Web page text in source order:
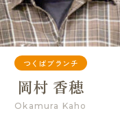
つくばブランチ
岡村 香穂
Okamura Kaho